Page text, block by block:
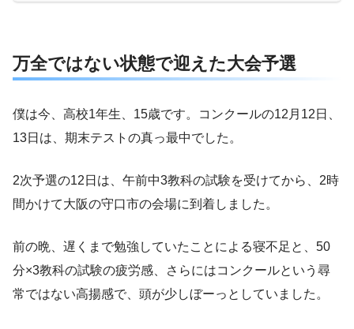
万全ではない状態で迎えた大会予選
僕は今、高校1年生、15歳です。コンクールの12月12日、
13日は、期末テストの真っ最中でした。
2次予選の12日は、午前中3教科の試験を受けてから、2時
間かけて大阪の守口市の会場に到着しました。
前の晩、遅くまで勉強していたことによる寝不足と、50
分×3教科の試験の疲労感、さらにはコンクールという尋
常ではない高揚感で、頭が少しぼーっとしていました。